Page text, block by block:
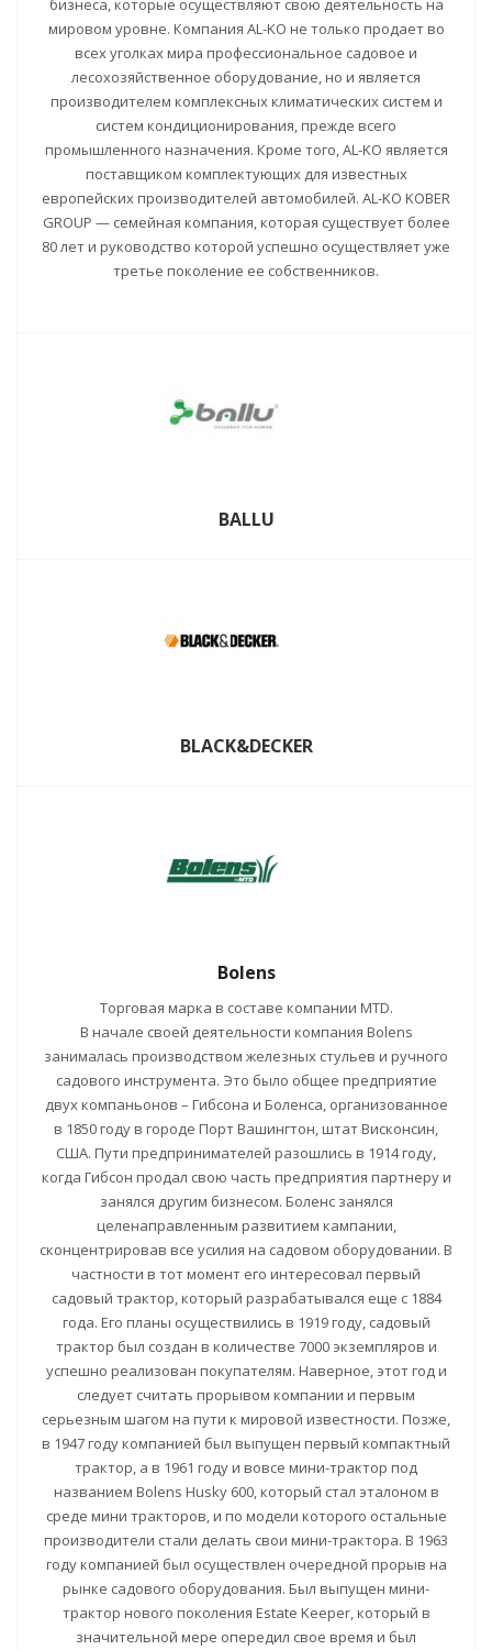
бизнеса, которые осуществляют свою деятельность на
мировом уровне. Компания AL-KO не только продает во
всех уголках мира профессиональное садовое и
лесохозяйственное оборудование, но и является
производителем комплексных климатических систем и
систем кондиционирования, прежде всего
промышленного назначения. Кроме того, AL-KO является
поставщиком комплектующих для известных
европейских производителей автомобилей. AL-KO KOBER
GROUP — семейная компания, которая существует более
80 лет и руководство которой успешно осуществляет уже
третье поколение ее собственников.
BALLU
BLACK&DECKER
Bolens
Торговая марка в составе компании MTD.
В начале своей деятельности компания Bolens
занималась производством железных стульев и ручного
садового инструмента. Это было общее предприятие
двух компаньонов – Гибсона и Боленса, организованное
в 1850 году в городе Порт Вашингтон, штат Висконсин,
США. Пути предпринимателей разошлись в 1914 году,
когда Гибсон продал свою часть предприятия партнеру и
занялся другим бизнесом. Боленс занялся
целенаправленным развитием кампании,
сконцентрировав все усилия на садовом оборудовании. В
частности в тот момент его интересовал первый
садовый трактор, который разрабатывался еще с 1884
года. Его планы осуществились в 1919 году, садовый
трактор был создан в количестве 7000 экземпляров и
успешно реализован покупателям. Наверное, этот год и
следует считать прорывом компании и первым
серьезным шагом на пути к мировой известности. Позже,
в 1947 году компанией был выпущен первый компактный
трактор, а в 1961 году и вовсе мини-трактор под
названием Bolens Husky 600, который стал эталоном в
среде мини тракторов, и по модели которого остальные
производители стали делать свои мини-трактора. В 1963
году компанией был осуществлен очередной прорыв на
рынке садового оборудования. Был выпущен мини-
трактор нового поколения Estate Keeper, который в
значительной мере опередил свое время и был